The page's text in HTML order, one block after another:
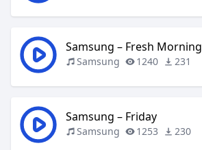
Samsung – Fresh Morning
Samsung 1240 231
Samsung – Friday
Samsung 1253 230